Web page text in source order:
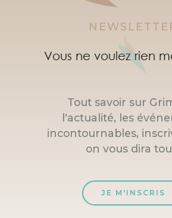
Vous ne voulez rien
Tout savoir sur
l'actualité, les
incontournables,
on vous dira
JE M'INSCRIS